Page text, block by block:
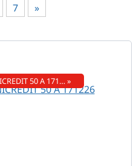
7 »
50 A 171… »